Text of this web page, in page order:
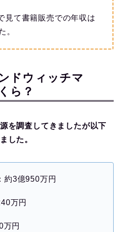
見て書籍販売での年収は
。
ドウィッチマ
ら？
を調査してきましたが以下
した。
約3億950万円
万円
万円